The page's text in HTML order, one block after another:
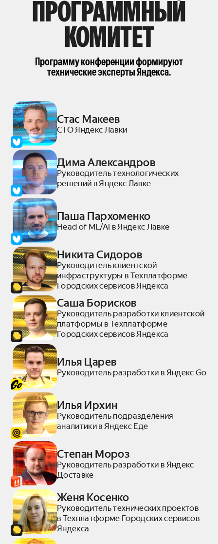
ПРОГРАММНЫЙ
КОМИТЕТ
Программу конференции формируют
технические эксперты Яндекса.
Стас Макеев
СТО Яндекс Лавки
Дима Александров
Руководитель технологических
решений в Яндекс Лавке
Паша Пархоменко
Head of ML/AI в Яндекс Лавке
Никита Сидоров
Руководитель клиентской
инфраструктуры в Техплатформе
Городских сервисов Яндекса
Саша Борисков
Руководитель разработки клиентской
платформы в Техплатформе
Городских сервисов Яндекса
Илья Царев
Руководитель разработки в Яндекс Go
Илья Ирхин
Руководитель подразделения
аналитики в Яндекс Еде
Степан Мороз
Руководитель разработки в Яндекс
Доставке
Женя Косенко
Руководитель технических проектов
в Техплатформе Городских сервисов
Яндекса